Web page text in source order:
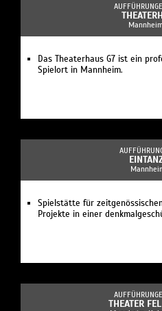
Das Theaterhaus G7 ist ein
Spielort in Mannheim.
Spielstätte für
Projekte in einer
THEATER